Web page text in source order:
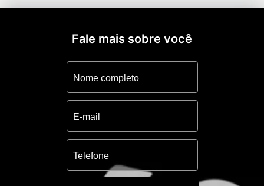
- Piscina térmica com raia de 25 metros
- Lounge com bar
- Salão de festas com lounge externo
- Terraço com espaço gourmet
- Brinquedoteca
- Pórtico com acesso monitorado
- Conveniência 24 horas
- Academia
- Sala de coworking
Fale mais sobre você